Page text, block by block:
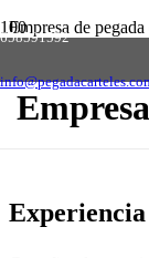
658591592
Empresa de
solicite presupuesto